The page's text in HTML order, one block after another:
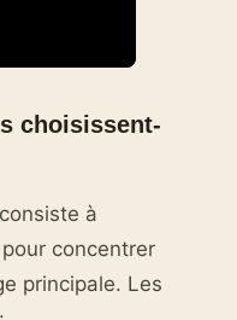
choisissent-
à
concentrer
principale. Les